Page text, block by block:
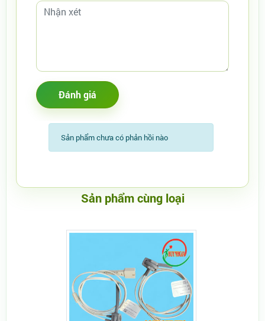
Sản phẩm chưa có phản hồi nào
Sản phẩm cùng loại